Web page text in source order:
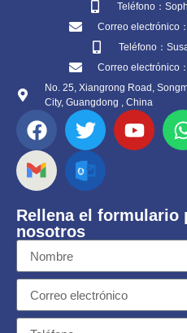
Teléfono：
Correo electrónico
Teléfono：
Correo electrónico
No. 25, Xiangrong Road,
City, Guangdong , China
Rellena el formulario
nosotros